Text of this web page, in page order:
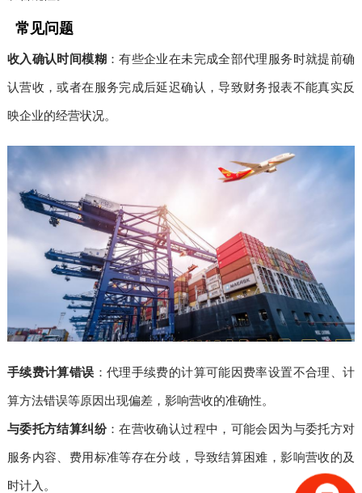
常见问题
收入确认时间模糊：有些企业在未完成全部代理服务时就提前确
认营收，或者在服务完成后延迟确认，导致财务报表不能真实反
映企业的经营状况。
手续费计算错误 ：代理手续费的计算可能因费率设置不合理、计
算方法错误等原因出现偏差，影响营收的准确性。
与委托方结算纠纷：在营收确认过程中，可能会因为与委托方对
服务内容、费用标准等存在分歧，导致结算困难，影响营收的及
时计入。